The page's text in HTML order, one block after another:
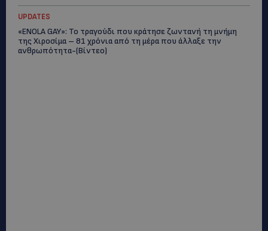
UPDATES
«ENOLA GAY»: Το τραγούδι που κράτησε ζωντανή τη μνήμη
της Χιροσίμα – 81 χρόνια από τη μέρα που άλλαξε την
ανθρωπότητα-(Bίντεο)